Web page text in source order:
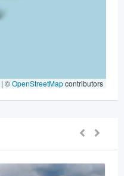
| ©OpenStreetMapcontributors